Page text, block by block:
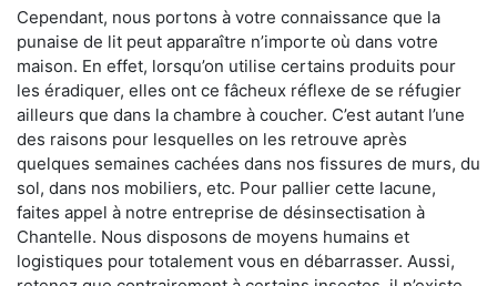
Cependant, nous portons à votre connaissance que la
punaise de lit peut apparaître n’importe où dans votre
maison. En effet, lorsqu’on utilise certains produits pour
les éradiquer, elles ont ce fâcheux réflexe de se réfugier
ailleurs que dans la chambre à coucher. C’est autant l’une
des raisons pour lesquelles on les retrouve après
quelques semaines cachées dans nos fissures de murs, du
sol, dans nos mobiliers, etc. Pour pallier cette lacune,
faites appel à notre entreprise de désinsectisation à
Chantelle. Nous disposons de moyens humains et
logistiques pour totalement vous en débarrasser. Aussi,